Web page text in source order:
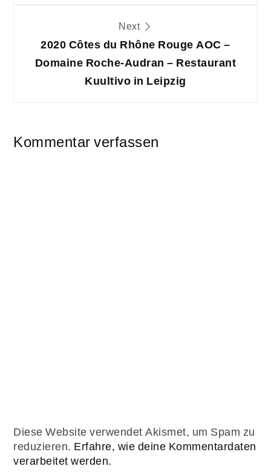
Next
2020 Côtes du Rhône Rouge AOC –
Domaine Roche-Audran – Restaurant
Kuultivo in Leipzig
Kommentar verfassen
Diese Website verwendet Akismet, um Spam zu
reduzieren. Erfahre, wie deine Kommentardaten
verarbeitet werden.